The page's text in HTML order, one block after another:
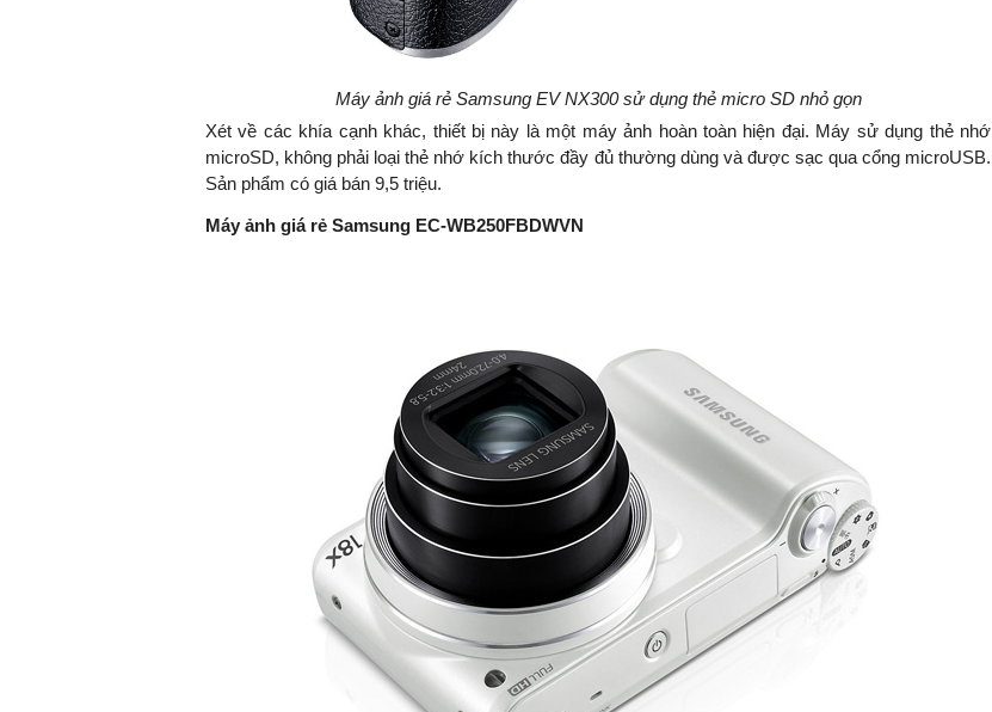
Máy ảnh giá rẻ Samsung EV NX300 sử dụng thẻ micro SD nhỏ gọn
Xét về các khía cạnh khác, thiết bị này là một máy ảnh hoàn toàn hiện đại. Máy sử dụng thẻ nhớ
microSD, không phải loại thẻ nhớ kích thước đầy đủ thường dùng và được sạc qua cổng microUSB.
Sản phẩm có giá bán 9,5 triệu.
Máy ảnh giá rẻ Samsung EC-WB250FBDWVN